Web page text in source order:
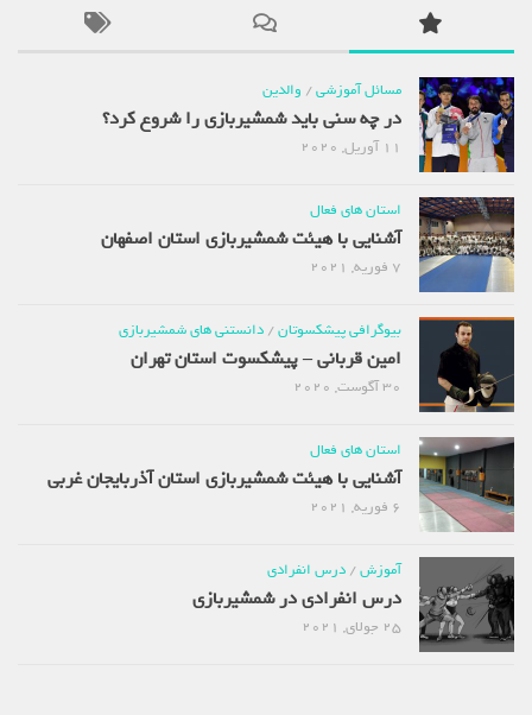
مسائل آموزشی/والدین
در چه سنی باید شمشیربازی را شروع کرد؟
استان های فعال
آشنایی با هیئت شمشیربازی استان اصفهان
بیوگرافی پیشکسوتان/دانستنی های شمشیربازی
امین قربانی – پیشکسوت استان تهران
استان های فعال
آشنایی با هیئت شمشیربازی استان آذربایجان غربی
آموزش/درس انفرادی
درس انفرادی در شمشیربازی